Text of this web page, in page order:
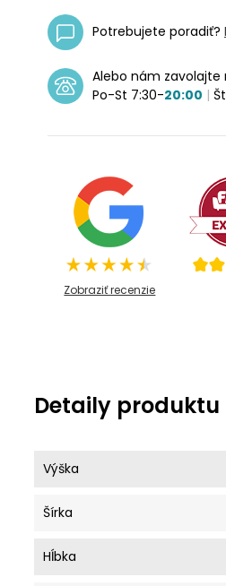
Potrebujete poradiť?
Alebo nám zavolajte
Po-St 7:30-20:00 |
Zobraziť recenzie
Detaily produktu
Výška
Šírka
Hĺbka